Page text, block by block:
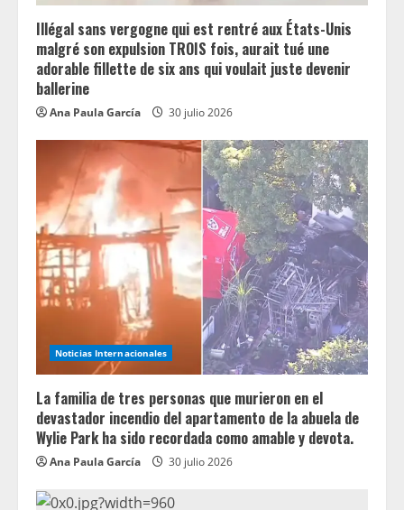
Illégal sans vergogne qui est rentré aux États-Unis
malgré son expulsion TROIS fois, aurait tué une
adorable fillette de six ans qui voulait juste devenir
ballerine
Ana Paula García 30 julio 2026
Noticias Internacionales
La familia de tres personas que murieron en el
devastador incendio del apartamento de la abuela de
Wylie Park ha sido recordada como amable y devota.
Ana Paula García 30 julio 2026